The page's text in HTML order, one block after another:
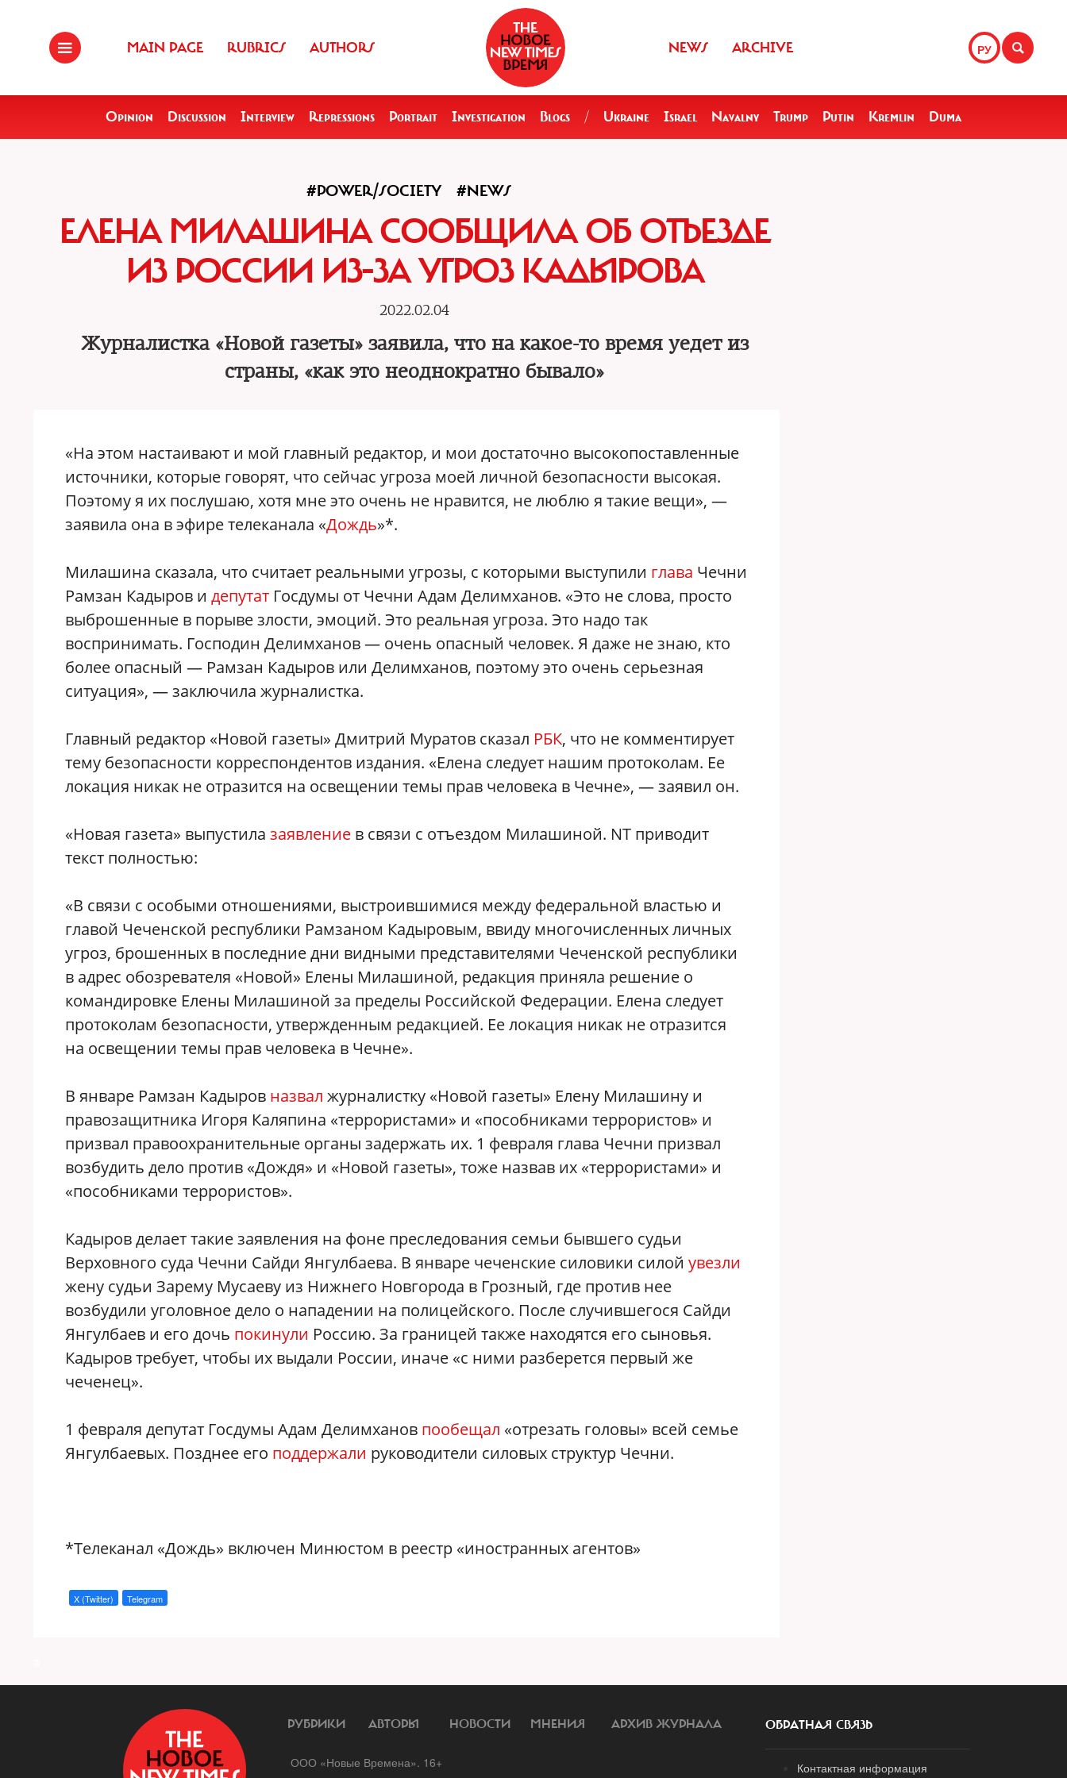
MAIN PAGE RUBRICS AUTHORS РУ
NEWS ARCHIVE
Opinion Discussion Interview Repressions Portrait Investigation Blogs / Ukraine Israel Navalny Trump Putin Kremlin Duma
#POWER/SOCIETY #NEWS
ЕЛЕНА МИЛАШИНА СООБЩИЛА ОБ ОТЪЕЗДЕ
ИЗ РОССИИ ИЗ-ЗА УГРОЗ КАДЫРОВА
2022.02.04
Журналистка «Новой газеты» заявила, что на какое-то время уедет из
страны, «как это неоднократно бывало»
«На этом настаивают и мой главный редактор, и мои достаточно высокопоставленные
источники, которые говорят, что сейчас угроза моей личной безопасности высокая.
Поэтому я их послушаю, хотя мне это очень не нравится, не люблю я такие вещи», —
заявила она в эфире телеканала «Дождь»*.
Милашина сказала, что считает реальными угрозы, с которыми выступили глава Чечни
Рамзан Кадыров и депутат Госдумы от Чечни Адам Делимханов. «Это не слова, просто
выброшенные в порыве злости, эмоций. Это реальная угроза. Это надо так
воспринимать. Господин Делимханов — очень опасный человек. Я даже не знаю, кто
более опасный — Рамзан Кадыров или Делимханов, поэтому это очень серьезная
ситуация», — заключила журналистка.
Главный редактор «Новой газеты» Дмитрий Муратов сказал РБК, что не комментирует
тему безопасности корреспондентов издания. «Елена следует нашим протоколам. Ее
локация никак не отразится на освещении темы прав человека в Чечне», — заявил он.
«Новая газета» выпустила заявление в связи с отъездом Милашиной. NT приводит
текст полностью:
«В связи с особыми отношениями, выстроившимися между федеральной властью и
главой Чеченской республики Рамзаном Кадыровым, ввиду многочисленных личных
угроз, брошенных в последние дни видными представителями Чеченской республики
в адрес обозревателя «Новой» Елены Милашиной, редакция приняла решение о
командировке Елены Милашиной за пределы Российской Федерации. Елена следует
протоколам безопасности, утвержденным редакцией. Ее локация никак не отразится
на освещении темы прав человека в Чечне».
В январе Рамзан Кадыров назвал журналистку «Новой газеты» Елену Милашину и
правозащитника Игоря Каляпина «террористами» и «пособниками террористов» и
призвал правоохранительные органы задержать их. 1 февраля глава Чечни призвал
возбудить дело против «Дождя» и «Новой газеты», тоже назвав их «террористами» и
«пособниками террористов».
Кадыров делает такие заявления на фоне преследования семьи бывшего судьи
Верховного суда Чечни Сайди Янгулбаева. В январе чеченские силовики силой увезли
жену судьи Зарему Мусаеву из Нижнего Новгорода в Грозный, где против нее
возбудили уголовное дело о нападении на полицейского. После случившегося Сайди
Янгулбаев и его дочь покинули Россию. За границей также находятся его сыновья.
Кадыров требует, чтобы их выдали России, иначе «с ними разберется первый же
чеченец».
1 февраля депутат Госдумы Адам Делимханов пообещал «отрезать головы» всей семье
Янгулбаевых. Позднее его поддержали руководители силовых структур Чечни.
*Телеканал «Дождь» включен Минюстом в реестр «иностранных агентов»
X (Twitter) Telegram
РУБРИКИ АВТОРЫ НОВОСТИ МНЕНИЯ АРХИВ ЖУРНАЛА
ООО «Новые Времена». 16+
ОБРАТНАЯ СВЯЗЬ
Контактная информация